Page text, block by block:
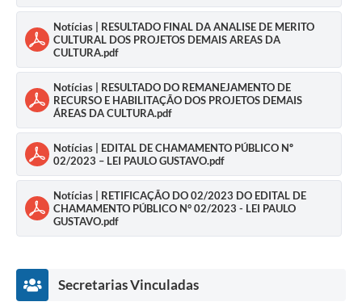
Notícias | RESULTADO FINAL DA ANALISE DE MERITO
CULTURAL DOS PROJETOS DEMAIS AREAS DA
CULTURA.pdf
Notícias | RESULTADO DO REMANEJAMENTO DE
RECURSO E HABILITAÇÃO DOS PROJETOS DEMAIS
ÁREAS DA CULTURA.pdf
Notícias | EDITAL DE CHAMAMENTO PÚBLICO Nº
02/2023 – LEI PAULO GUSTAVO.pdf
Notícias | RETIFICAÇÃO DO 02/2023 DO EDITAL DE
CHAMAMENTO PÚBLICO N° 02/2023 - LEI PAULO
GUSTAVO.pdf
Secretarias Vinculadas